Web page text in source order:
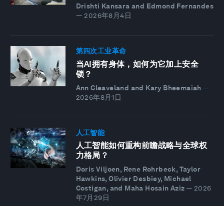
Drishti Kansara and Edmond Fernandes
— 2026年8月4日
第四次工业革命
当AI拥有身体，如何为它加上安全
锁？
Ann Cleaveland and Kary Bheemaiah —
2026年8月1日
人工智能
人工智能如何重构前瞻战略与全球权
力格局？
Doris Viljoen, Rene Rohrbeck, Taylor
Hawkins, Olivier Desbiey, Michael
Costigan, and Maha Hosain Aziz — 2026
年7月29日